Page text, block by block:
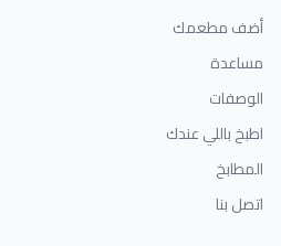
أضف مطعمك
مساعدة
الوصفات
اطبخ باللي عندك
المطابخ
اتصل بنا